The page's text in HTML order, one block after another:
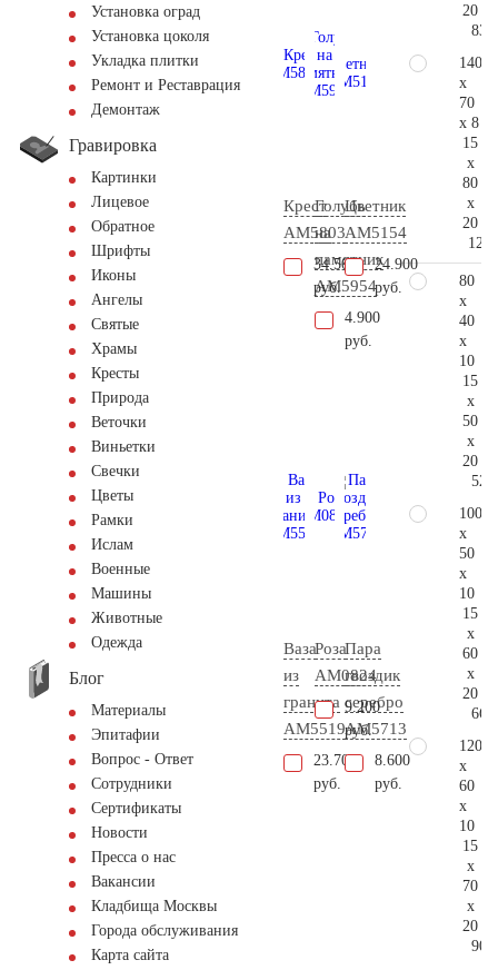
Установка оград
Установка цоколя
Укладка плитки
Ремонт и Реставрация
Демонтаж
Гравировка
Картинки
Лицевое
Обратное
Шрифты
Иконы
Ангелы
Святые
Храмы
Кресты
Природа
Веточки
Виньетки
Свечки
Цветы
Рамки
Ислам
Военные
Машины
Животные
Одежда
Блог
Материалы
Эпитафии
Вопрос - Ответ
Сотрудники
Сертификаты
Новости
Пресса о нас
Вакансии
Кладбища Москвы
Города обслуживания
Карта сайта
Крест
AM5803
34.500
руб.
Голубь
на
памятник
AM5954
4.900
руб.
Цветник
AM5154
24.900
руб.
Ваза
из
гранита
AM5519
23.700
руб.
Роза
AM0824
9.200
руб.
Пара
гвоздик
серебро
AM5713
8.600
руб.
20
140
x
70
x 8
15
x
80
x
20
80
x
40
x
10
15
x
50
x
20
100
x
50
x
10
15
x
60
x
20
120
x
60
x
10
15
x
70
x
20